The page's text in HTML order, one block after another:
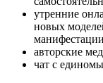
утренние
новых
манифестации
авторские
чат с